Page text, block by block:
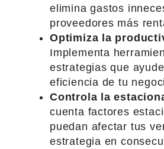
elimina gastos
proveedores más
Optimiza la
Implementa
estrategias que
eficiencia de tu
Controla la
cuenta factores
puedan afectar tus
estrategia en